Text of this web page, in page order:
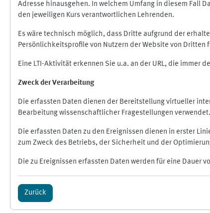
Adresse hinausgehen. In welchem Umfang in diesem Fall
den jeweiligen Kurs verantwortlichen Lehrenden.
Es wäre technisch möglich, dass Dritte aufgrund der
Persönlichkeitsprofile von Nutzern der Website von
Eine LTI-Aktivität erkennen Sie u.a. an der URL, die
Zweck der Verarbeitung
Die erfassten Daten dienen der Bereitstellung virtueller
Bearbeitung wissenschaftlicher Fragestellungen verwendet.
Die erfassten Daten zu den Ereignissen dienen in erster
zum Zweck des Betriebs, der Sicherheit und der
Die zu Ereignissen erfassten Daten werden für eine Dauer
Zurück